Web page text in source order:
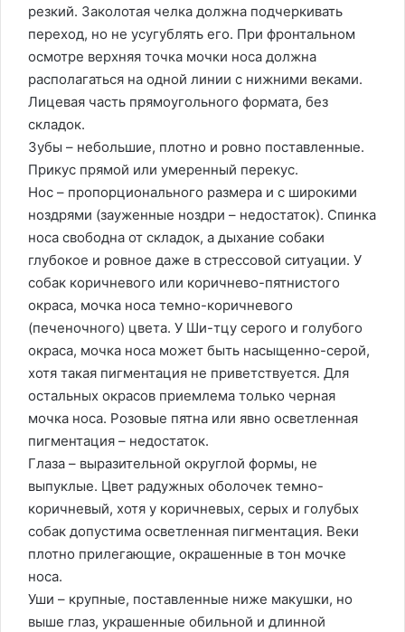
резкий. Заколотая челка должна подчеркивать
переход, но не усугублять его. При фронтальном
осмотре верхняя точка мочки носа должна
располагаться на одной линии с нижними веками.
Лицевая часть прямоугольного формата, без
складок.
Зубы – небольшие, плотно и ровно поставленные.
Прикус прямой или умеренный перекус.
Нос – пропорционального размера и с широкими
ноздрями (зауженные ноздри – недостаток). Спинка
носа свободна от складок, а дыхание собаки
глубокое и ровное даже в стрессовой ситуации. У
собак коричневого или коричнево-пятнистого
окраса, мочка носа темно-коричневого
(печеночного) цвета. У Ши-тцу серого и голубого
окраса, мочка носа может быть насыщенно-серой,
хотя такая пигментация не приветствуется. Для
остальных окрасов приемлема только черная
мочка носа. Розовые пятна или явно осветленная
пигментация – недостаток.
Глаза – выразительной округлой формы, не
выпуклые. Цвет радужных оболочек темно-
коричневый, хотя у коричневых, серых и голубых
собак допустима осветленная пигментация. Веки
плотно прилегающие, окрашенные в тон мочке
носа.
Уши – крупные, поставленные ниже макушки, но
выше глаз, украшенные обильной и длинной